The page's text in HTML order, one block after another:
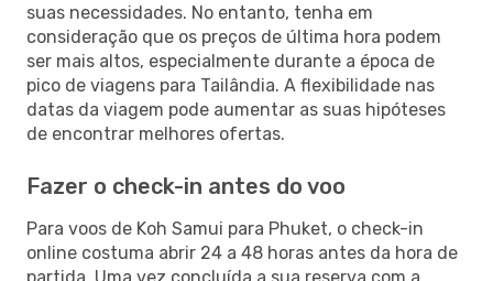
suas necessidades. No entanto, tenha em
consideração que os preços de última hora podem
ser mais altos, especialmente durante a época de
pico de viagens para Tailândia. A flexibilidade nas
datas da viagem pode aumentar as suas hipóteses
de encontrar melhores ofertas.
Fazer o check-in antes do voo
Para voos de Koh Samui para Phuket, o check-in
online costuma abrir 24 a 48 horas antes da hora de